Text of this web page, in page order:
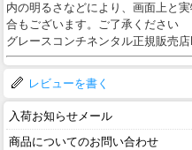
内の明るさなどにより、画面上と
合もございます。ご了承ください
グレースコンチネンタル正規販売
レビューを書く
入荷お知らせメール
商品についてのお問い合わせ